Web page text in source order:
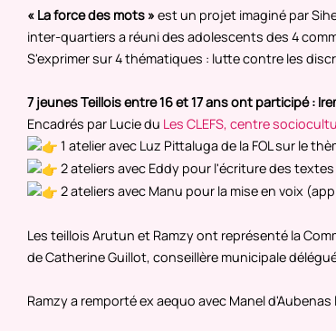
« La force des mots » est un projet imaginé par
inter-quartiers a réuni des adolescents des 4
S'exprimer sur 4 thématiques : lutte contre les
7 jeunes Teillois entre 16 et 17 ans ont participé :
Encadrés par Lucie du Les CLEFS, centre
1 atelier avec Luz Pittaluga de la FOL sur le
2 ateliers avec Eddy pour l'écriture des textes
2 ateliers avec Manu pour la mise en voix
Les teillois Arutun et Ramzy ont représenté la
de Catherine Guillot, conseillère municipale
Ramzy a remporté ex aequo avec Manel